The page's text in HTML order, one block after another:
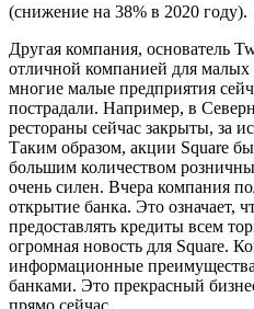
(снижение на 38% в 2020 году).
Другая компания, основатель
отличной компанией для
многие малые предприятия
пострадали. Например, в
рестораны сейчас закрыты, за
Таким образом, акции Square
большим количеством
очень силен. Вчера компания
открытие банка. Это означает,
предоставлять кредиты всем
огромная новость для Square.
информационные
банками. Это прекрасный
прямо сейчас.